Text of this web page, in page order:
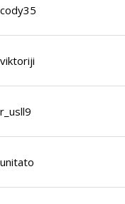
cody35
viktoriji
r_usll9
unitato